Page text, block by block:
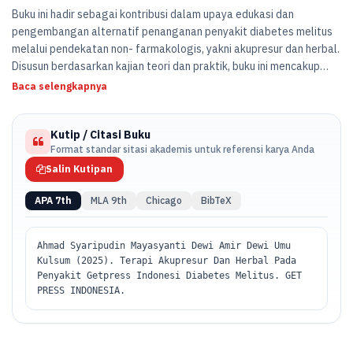
Buku ini hadir sebagai kontribusi dalam upaya edukasi dan
pengembangan alternatif penanganan penyakit diabetes melitus
melalui pendekatan non- farmakologis, yakni akupresur dan herbal.
Disusun berdasarkan kajian teori dan praktik, buku ini mencakup
pemahaman mendalam tentang konsep dasar diabetes, prinsip
herbal yang telah terbukti bermanfaat dalam membantu
menurunkan kadar gula darah.
Baca selengkapnya
Kutip / Citasi Buku
Format standar sitasi akademis untuk referensi karya Anda
Salin Kutipan
APA 7th MLA 9th Chicago BibTeX
Ahmad Syaripudin Mayasyanti Dewi Amir Dewi Umu
Kulsum (2025). Terapi Akupresur Dan Herbal Pada
Penyakit Getpress Indonesi Diabetes Melitus. GET
PRESS INDONESIA.